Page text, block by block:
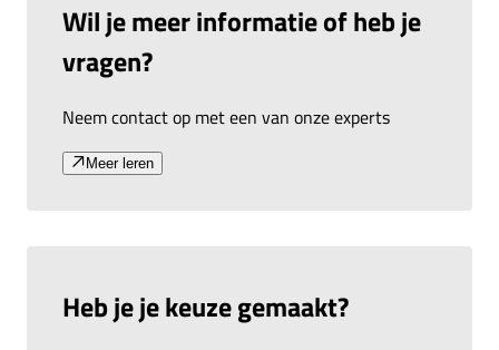
Wil je meer informatie of heb je
vragen?
Neem contact op met een van onze experts
Meer leren
Heb je je keuze gemaakt?